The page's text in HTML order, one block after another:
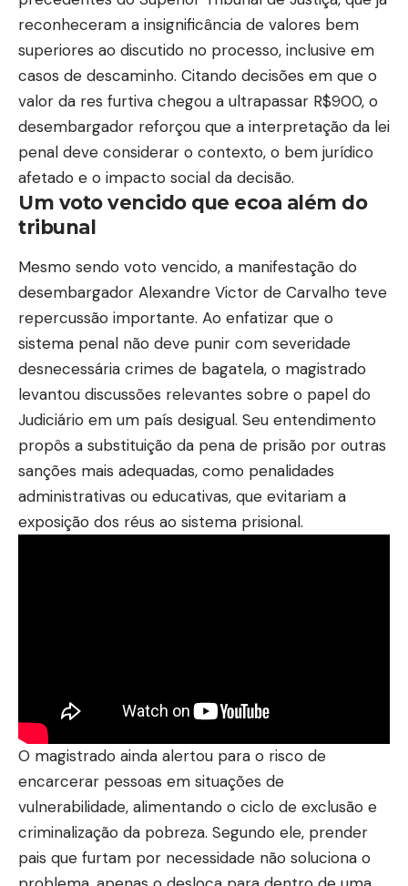
reconheceram a insignificância de valores bem
superiores ao discutido no processo, inclusive em
casos de descaminho. Citando decisões em que o
valor da res furtiva chegou a ultrapassar R$900, o
desembargador reforçou que a interpretação da lei
penal deve considerar o contexto, o bem jurídico
afetado e o impacto social da decisão.
Um voto vencido que ecoa além do
tribunal
Mesmo sendo voto vencido, a manifestação do
desembargador Alexandre Victor de Carvalho teve
repercussão importante. Ao enfatizar que o
sistema penal não deve punir com severidade
desnecessária crimes de bagatela, o magistrado
levantou discussões relevantes sobre o papel do
Judiciário em um país desigual. Seu entendimento
propôs a substituição da pena de prisão por outras
sanções mais adequadas, como penalidades
administrativas ou educativas, que evitariam a
exposição dos réus ao sistema prisional.
O magistrado ainda alertou para o risco de
encarcerar pessoas em situações de
vulnerabilidade, alimentando o ciclo de exclusão e
criminalização da pobreza. Segundo ele, prender
pais que furtam por necessidade não soluciona o